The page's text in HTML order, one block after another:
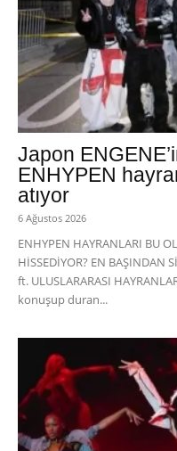
Japon
ENHYPEN
atıyor
6 Ağustos 2026
ENHYPEN HAYRANLARI BU
HİSSEDİYOR? EN BAŞINDAN
ft. ULUSLARARASI
konuşup duran...